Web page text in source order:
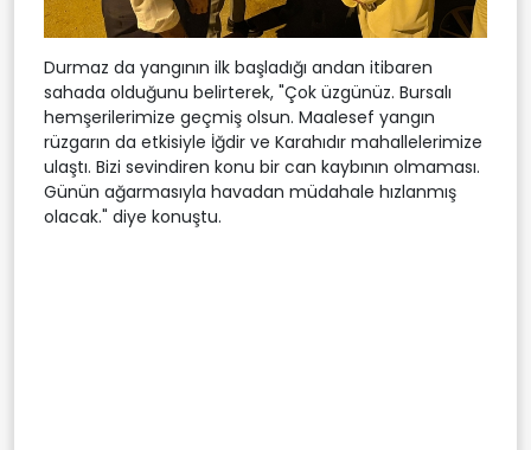
Durmaz da yangının ilk başladığı andan itibaren
sahada olduğunu belirterek, "Çok üzgünüz. Bursalı
hemşerilerimize geçmiş olsun. Maalesef yangın
rüzgarın da etkisiyle İğdir ve Karahıdır mahallelerimize
ulaştı. Bizi sevindiren konu bir can kaybının olmaması.
Günün ağarmasıyla havadan müdahale hızlanmış
olacak." diye konuştu.